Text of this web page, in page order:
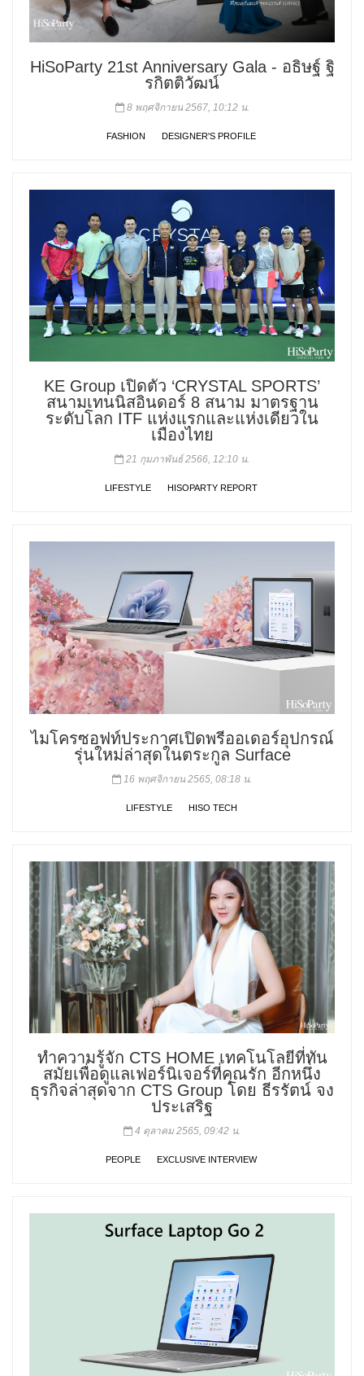
HiSoParty 21st Anniversary Gala - อธิษฐ์ ฐิ
รกิตติวัฒน์
8 พฤศจิกายน 2567, 10:12 น.
FASHION DESIGNER'S PROFILE
KE Group เปิดตัว ‘CRYSTAL SPORTS’
สนามเทนนิสอินดอร์ 8 สนาม มาตรฐาน
ระดับโลก ITF แห่งแรกและแห่งเดียวใน
เมืองไทย
21 กุมภาพันธ์ 2566, 12:10 น.
LIFESTYLE HISOPARTY REPORT
ไมโครซอฟท์ประกาศเปิดพรีออเดอร์อุปกรณ์
รุ่นใหม่ล่าสุดในตระกูล Surface
16 พฤศจิกายน 2565, 08:18 น.
LIFESTYLE HISO TECH
ทำความรู้จัก CTS HOME เทคโนโลยีที่ทัน
สมัยเพื่อดูแลเฟอร์นิเจอร์ที่คุณรัก อีกหนึ่ง
ธุรกิจล่าสุดจาก CTS Group โดย ธีรรัตน์ จง
ประเสริฐ
4 ตุลาคม 2565, 09:42 น.
PEOPLE EXCLUSIVE INTERVIEW